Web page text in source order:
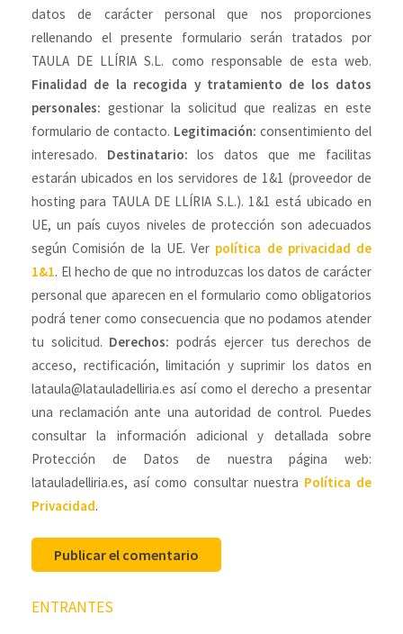
datos de carácter personal que nos proporciones
rellenando el presente formulario serán tratados por
TAULA DE LLÍRIA S.L. como responsable de esta web.
Finalidad de la recogida y tratamiento de los datos
personales: gestionar la solicitud que realizas en este
formulario de contacto. Legitimación: consentimiento del
interesado. Destinatario: los datos que me facilitas
estarán ubicados en los servidores de 1&1 (proveedor de
hosting para TAULA DE LLÍRIA S.L.). 1&1 está ubicado en
UE, un país cuyos niveles de protección son adecuados
según Comisión de la UE. Ver política de privacidad de
1&1. El hecho de que no introduzcas los datos de carácter
personal que aparecen en el formulario como obligatorios
podrá tener como consecuencia que no podamos atender
tu solicitud. Derechos: podrás ejercer tus derechos de
acceso, rectificación, limitación y suprimir los datos en
lataula@latauladelliria.es así como el derecho a presentar
una reclamación ante una autoridad de control. Puedes
consultar la información adicional y detallada sobre
Protección de Datos de nuestra página web:
latauladelliria.es, así como consultar nuestra Política de
Privacidad.
Navegación
ENTRANTES